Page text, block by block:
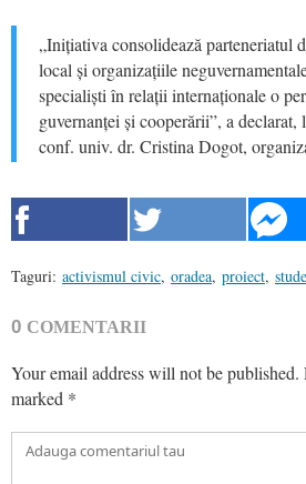
„Inițiativa consolidează parteneriatul
local și organizațiile
specialiști în relații internaționale o
guvernanței și cooperării”, a
conf. univ. dr. Cristina Dogot,
Taguri: activismul civic, oradea, proiect,
0 COMENTARII
Your email address will not be published.
marked *